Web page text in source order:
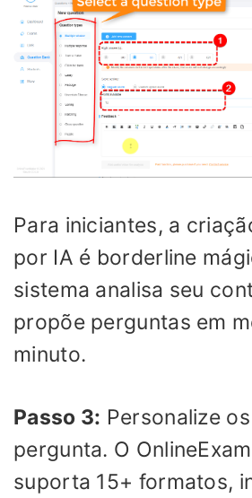
Para iniciantes, a
por IA é borderline
sistema analisa seu
propõe perguntas em
minuto.
Passo 3: Personalize
pergunta. O
suporta 15+ formatos,